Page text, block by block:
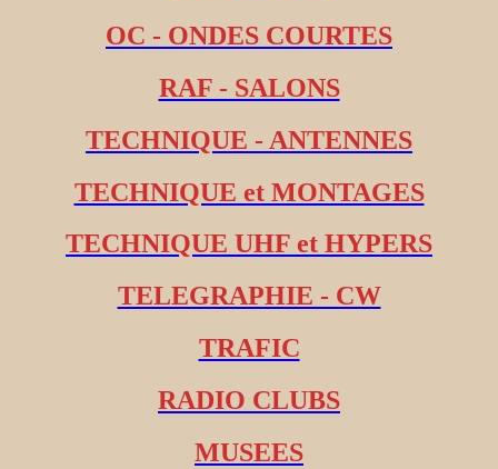
OC - ONDES COURTES
RAF - SALONS
TECHNIQUE - ANTENNES
TECHNIQUE et MONTAGES
TECHNIQUE UHF et HYPERS
TELEGRAPHIE - CW
TRAFIC
RADIO CLUBS
MUSEES